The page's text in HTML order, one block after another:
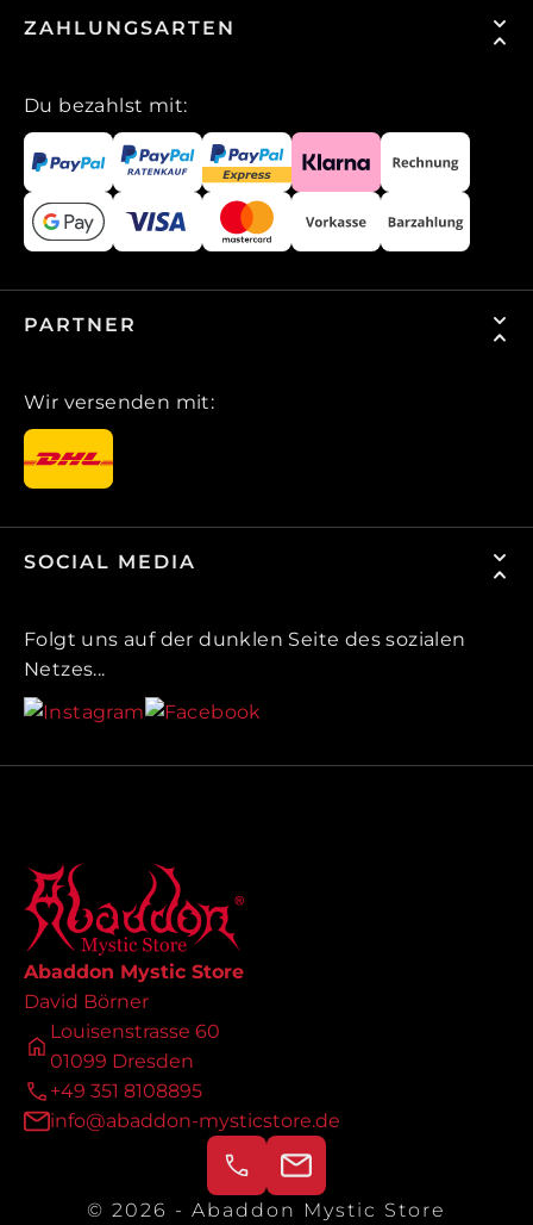
ZAHLUNGSARTEN
Du bezahlst mit:
PARTNER
Wir versenden mit:
SOCIAL MEDIA
Folgt uns auf der dunklen Seite des sozialen
Netzes...
Abaddon Mystic Store
David Börner
Louisenstrasse 60
01099 Dresden
+49 351 8108895
info@abaddon-mysticstore.de
© 2026 - Abaddon Mystic Store